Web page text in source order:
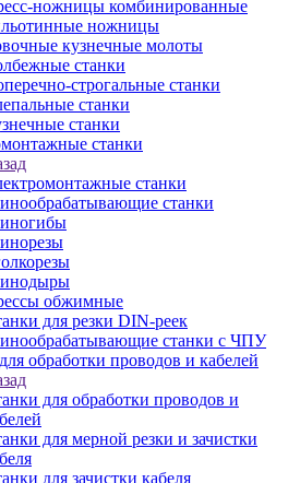
ножницы комбинированные
ножницы
кузнечные молоты
станки
строгальные станки
станки
станки
станки
станки
станки
обжимные
для резки DIN-реек
станки с ЧПУ
обработки проводов и кабелей
для обработки проводов и
для мерной резки и зачистки
для зачистки кабеля